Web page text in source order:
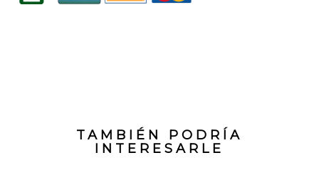
TAMBIÉN PODRÍA
INTERESARLE